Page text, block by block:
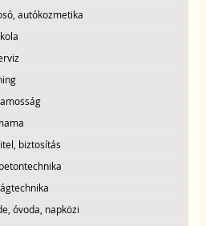
autókozmetika
biztosítás
óvoda, napközi